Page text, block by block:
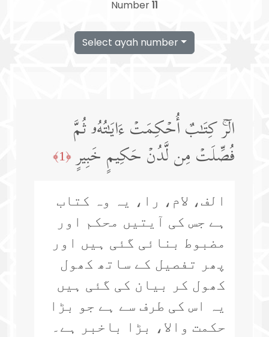
Number11
Select ayah number
الۤرۚ كِتَـٰبٌ أُحۡكِمَتۡ ءَایَـٰتُهُۥ ثُمَّ
فُصِّلَتۡ مِن لَّدُنۡ حَكِیمٍ خَبِیرٍ ﴿1﴾
الف، لام، را، یہ وہ کتاب
ہے جس کی آیتیں محکم اور
مضبوط بنائی گئی ہیں اور
پھر تفصیل کے ساتھ کھول
کھول کر بیان کی گئی ہیں
یہ اس کی طرف سے ہے جو بڑا
حکمت والا، بڑا باخبر ہے۔